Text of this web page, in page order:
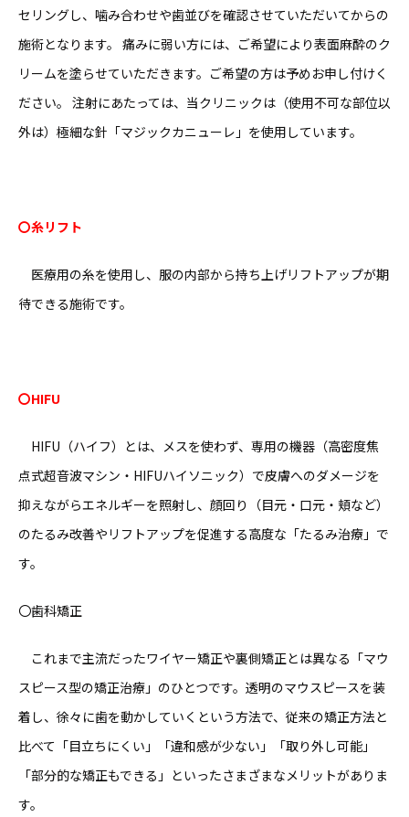
セリングし、噛み合わせや歯並びを確認させていただいてからの
施術となります。 痛みに弱い方には、ご希望により表面麻酔のク
リームを塗らせていただきます。ご希望の方は予めお申し付けく
ださい。 注射にあたっては、当クリニックは（使用不可な部位以
外は）極細な針「マジックカニューレ」を使用しています。
〇糸リフト
医療用の糸を使用し、服の内部から持ち上げリフトアップが期
待できる施術です。
〇HIFU
HIFU（ハイフ）とは、メスを使わず、専用の機器（高密度焦
点式超音波マシン・HIFUハイソニック）で皮膚へのダメージを
抑えながらエネルギーを照射し、顔回り（目元・口元・頬など）
のたるみ改善やリフトアップを促進する高度な「たるみ治療」で
す。
〇歯科矯正
これまで主流だったワイヤー矯正や裏側矯正とは異なる「マウ
スピース型の矯正治療」のひとつです。透明のマウスピースを装
着し、徐々に歯を動かしていくという方法で、従来の矯正方法と
比べて「目立ちにくい」「違和感が少ない」「取り外し可能」
「部分的な矯正もできる」といったさまざまなメリットがありま
す。